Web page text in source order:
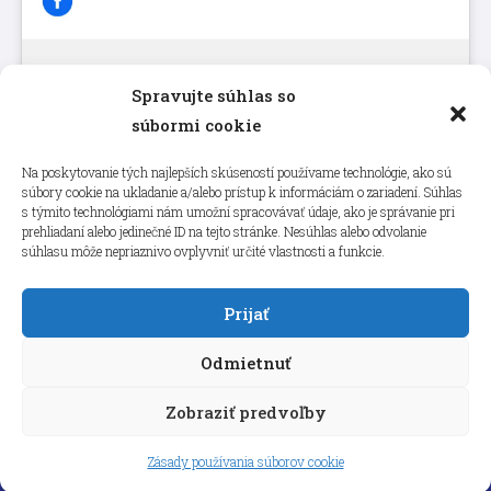
Spravujte súhlas so
súbormi cookie
Na poskytovanie tých najlepších skúseností používame technológie, ako sú
súbory cookie na ukladanie a/alebo prístup k informáciám o zariadení. Súhlas
s týmito technológiami nám umožní spracovávať údaje, ako je správanie pri
prehliadaní alebo jedinečné ID na tejto stránke. Nesúhlas alebo odvolanie
súhlasu môže nepriaznivo ovplyvniť určité vlastnosti a funkcie.
Prijať
Odmietnuť
Zobraziť predvoľby
Zásady používania súborov cookie
Kliknutím prijmete súbory cookie
Copyright © 2026 aneps.sk